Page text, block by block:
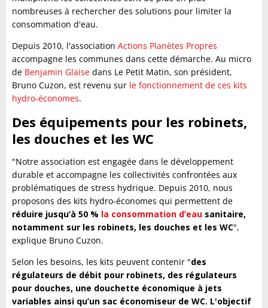
nombreuses à rechercher des solutions pour limiter la
consommation d'eau.
Depuis 2010, l'association Actions Planètes Propres
accompagne les communes dans cette démarche. Au micro
de Benjamin Glaise dans Le Petit Matin, son président,
Bruno Cuzon, est revenu sur le fonctionnement de ces kits
hydro-économes.
Des équipements pour les robinets,
les douches et les WC
"Notre association est engagée dans le développement
durable et accompagne les collectivités confrontées aux
problématiques de stress hydrique. Depuis 2010, nous
proposons des kits hydro-économes qui permettent de
réduire jusqu’à 50 % la consommation d’eau sanitaire,
notamment sur les robinets, les douches et les WC",
explique Bruno Cuzon.
Selon les besoins, les kits peuvent contenir "des
régulateurs de débit pour robinets, des régulateurs
pour douches, une douchette économique à jets
variables ainsi qu’un sac économiseur de WC. L'objectif